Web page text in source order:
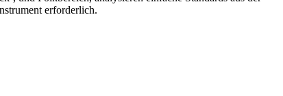
erforderlich.